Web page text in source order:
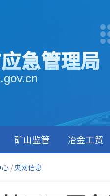
急管理局
矿山监管 冶金工贸
心 /央网信息